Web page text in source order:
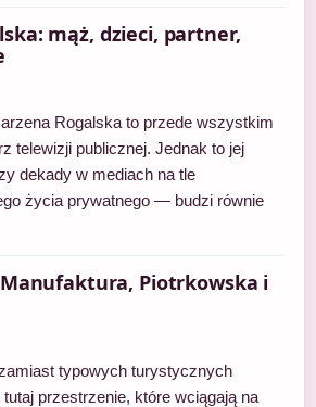
mąż, dzieci, partner,
Rogalska to przede wszystkim
telewizji publicznej. Jednak to jej
dekady w mediach na tle
życia prywatnego — budzi równie
Piotrkowska i
typowych turystycznych
przestrzenie, które wciągają na